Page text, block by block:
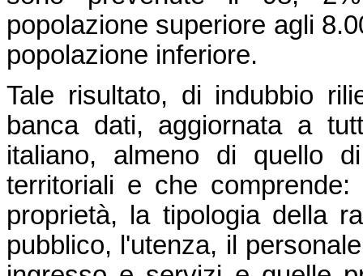
popolazione superiore agli
popolazione inferiore.
Tale risultato, di indubbio
banca dati, aggiornata a
italiano, almeno di quello
territoriali e che
proprietà, la tipologia della
pubblico, l'utenza, il